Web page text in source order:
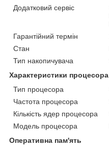
Додатковий сервіс
Гарантійний термін
Стан
Тип накопичувача
Характеристики процесора
Тип процесора
Частота процесора
Кількість ядер процесора
Модель процесора
Оперативна пам'ять